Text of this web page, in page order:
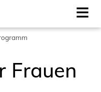
Frauen